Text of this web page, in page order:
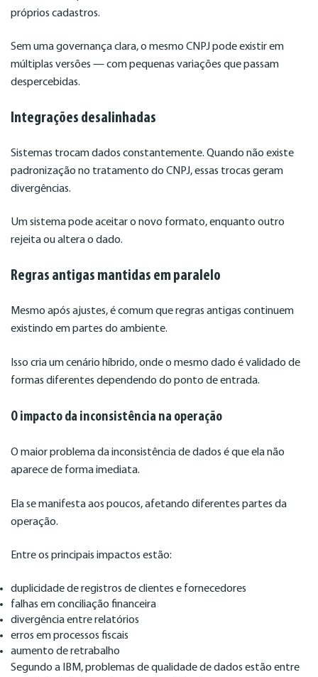
próprios cadastros.
Sem uma governança clara, o mesmo CNPJ pode existir em
múltiplas versões — com pequenas variações que passam
despercebidas.
Integrações desalinhadas
Sistemas trocam dados constantemente. Quando não existe
padronização no tratamento do CNPJ, essas trocas geram
divergências.
Um sistema pode aceitar o novo formato, enquanto outro
rejeita ou altera o dado.
Regras antigas mantidas em paralelo
Mesmo após ajustes, é comum que regras antigas continuem
existindo em partes do ambiente.
Isso cria um cenário híbrido, onde o mesmo dado é validado de
formas diferentes dependendo do ponto de entrada.
O impacto da inconsistência na operação
O maior problema da inconsistência de dados é que ela não
aparece de forma imediata.
Ela se manifesta aos poucos, afetando diferentes partes da
operação.
Entre os principais impactos estão:
duplicidade de registros de clientes e fornecedores
falhas em conciliação financeira
divergência entre relatórios
erros em processos fiscais
aumento de retrabalho
Segundo a IBM, problemas de qualidade de dados estão entre